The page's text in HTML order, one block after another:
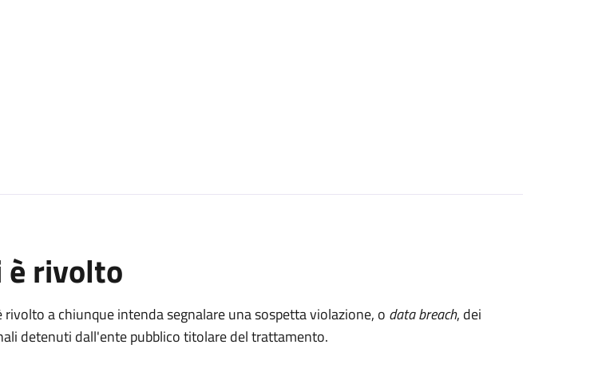
è rivolto
rivolto a chiunque intenda segnalare una sospetta violazione, o data breach, dei
detenuti dall'ente pubblico titolare del trattamento.